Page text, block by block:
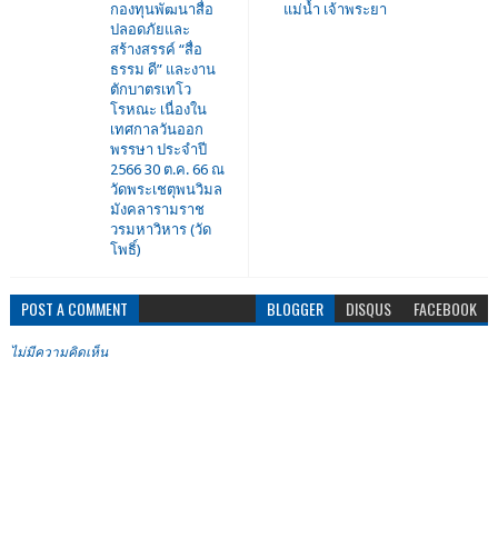
แม่น้ำ เจ้าพระยา
กองทุนพัฒนาสื่อ
ปลอดภัยและ
สร้างสรรค์ “สื่อ
ธรรม ดี” และงาน
ตักบาตรเทโว
โรหณะ เนื่องใน
เทศกาลวันออก
พรรษา ประจำปี
2566 30 ต.ค. 66 ณ
วัดพระเชตุพนวิมล
มังคลารามราช
วรมหาวิหาร (วัด
โพธิ์)
POST A COMMENT BLOGGER DISQUS FACEBOOK
ไม่มีความคิดเห็น